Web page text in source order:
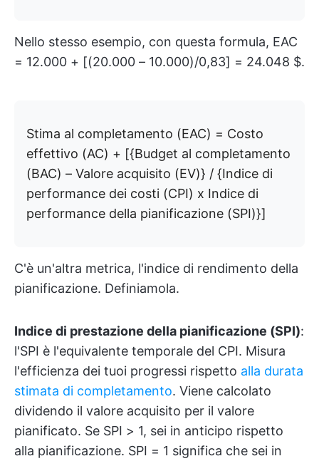
Nello stesso esempio, con questa formula, EAC
= 12.000 + [(20.000 – 10.000)/0,83] = 24.048 $.
Stima al completamento (EAC) = Costo
effettivo (AC) + [{Budget al completamento
(BAC) – Valore acquisito (EV)} / {Indice di
performance dei costi (CPI) x Indice di
performance della pianificazione (SPI)}]
C'è un'altra metrica, l'indice di rendimento della
pianificazione. Definiamola.
Indice di prestazione della pianificazione (SPI):
l'SPI è l'equivalente temporale del CPI. Misura
l'efficienza dei tuoi progressi rispetto alla durata
stimata di completamento. Viene calcolato
dividendo il valore acquisito per il valore
pianificato. Se SPI > 1, sei in anticipo rispetto
alla pianificazione. SPI = 1 significa che sei in